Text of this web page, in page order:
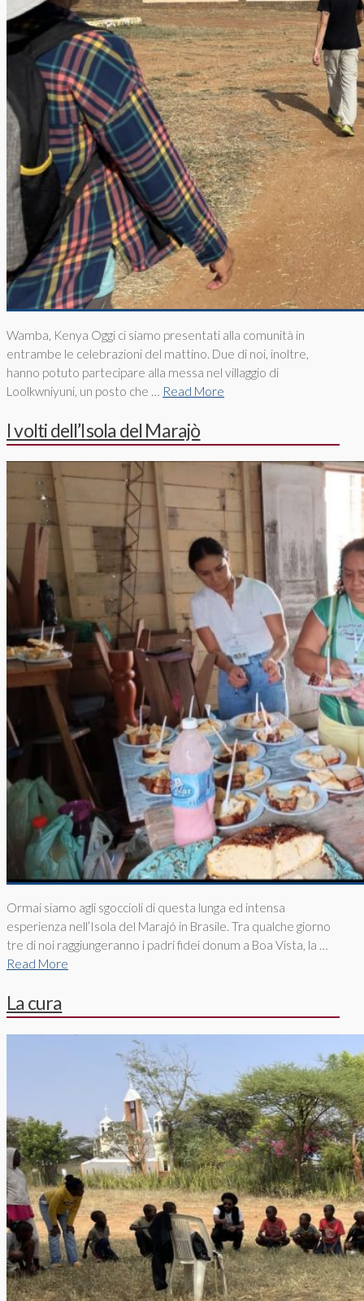
Wamba, Kenya Oggi ci siamo presentati alla comunità in
entrambe le celebrazioni del mattino. Due di noi, inoltre,
hanno potuto partecipare alla messa nel villaggio di
Loolkwniyuni, un posto che …
Read More
I volti dell’Isola del Marajò
Ormai siamo agli sgoccioli di questa lunga ed intensa
esperienza nell’Isola del Marajó in Brasile. Tra qualche giorno
tre di noi raggiungeranno i padri fidei donum a Boa Vista, la …
Read More
La cura